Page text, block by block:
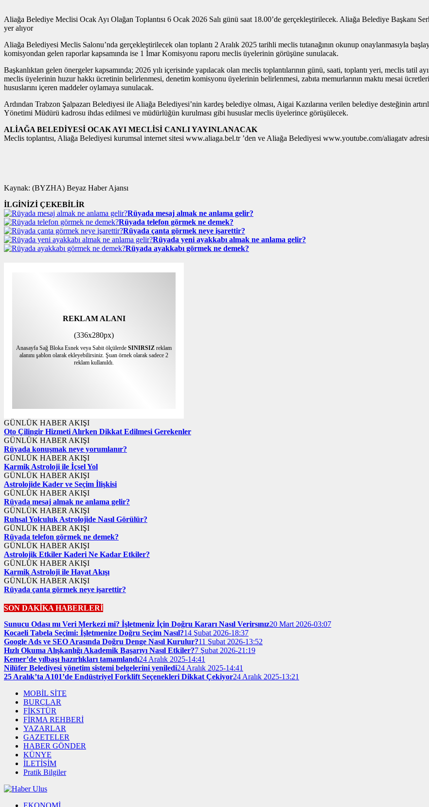
Aliağa Belediye Meclisi Ocak Ayı Olağan Toplantısı 6 Ocak 2026 Salı günü saat 18.00’de gerçekleştirilecek. Aliağa Belediye Başkanı
yer alıyor
Aliağa Belediyesi Meclis Salonu’nda gerçekleştirilecek olan toplantı 2 Aralık 2025 tarihli meclis tutanağının okunup onaylanmasıyla
komisyondan gelen raporlar kapsamında ise 1 İmar Komisyonu raporu meclis üyelerinin görüşüne sunulacak.
Başkanlıktan gelen önergeler kapsamında; 2026 yılı içerisinde yapılacak olan meclis toplantılarının günü, saati, toplantı yeri, meclis tatil
meclis üyelerinin huzur hakkı ücretinin belirlenmesi, denetim komisyonu üyelerinin belirlenmesi, zabıta memurlarının maktu mesai
hususlarını içeren maddeler oylamaya sunulacak.
Ardından Trabzon Şalpazarı Belediyesi ile Aliağa Belediyesi’nin kardeş belediye olması, Aigai Kazılarına verilen belediye desteğinin
Yönetimi Müdürü kadrosu ihdas edilmesi ve müdürlüğün kurulması gibi hususlar meclis üyelerince görüşülecek.
ALİAĞA BELEDİYESİ OCAK AYI MECLİSİ CANLI YAYINLANACAK
Meclis toplantısı, Aliağa Belediyesi kurumsal internet sitesi www.aliaga.bel.tr ’den ve Aliağa Belediyesi www.youtube.com/aliagatv
Kaynak: (BYZHA) Beyaz Haber Ajansı
İLGİNİZİ ÇEKEBİLİR
Rüyada mesaj almak ne anlama gelir?
Rüyada telefon görmek ne demek?
Rüyada çanta görmek neye işarettir?
Rüyada yeni ayakkabı almak ne anlama gelir?
Rüyada ayakkabı görmek ne demek?
REKLAM ALANI
(336x280px)
Anasayfa Sağ Bloka Esnek veya Sabit ölçülerde SINIRSIZ reklam
alanını şablon olarak ekleyebilirsiniz. Şuan örnek olarak sadece 2
reklam kullanıldı.
GÜNLÜK HABER AKIŞI
Oto Çilingir Hizmeti Alırken Dikkat Edilmesi Gerekenler
GÜNLÜK HABER AKIŞI
Rüyada konuşmak neye yorumlanır?
GÜNLÜK HABER AKIŞI
Karmik Astroloji ile İçsel Yol
GÜNLÜK HABER AKIŞI
Astrolojide Kader ve Seçim İlişkisi
GÜNLÜK HABER AKIŞI
Rüyada mesaj almak ne anlama gelir?
GÜNLÜK HABER AKIŞI
Ruhsal Yolculuk Astrolojide Nasıl Görülür?
GÜNLÜK HABER AKIŞI
Rüyada telefon görmek ne demek?
GÜNLÜK HABER AKIŞI
Astrolojik Etkiler Kaderi Ne Kadar Etkiler?
GÜNLÜK HABER AKIŞI
Karmik Astroloji ile Hayat Akışı
GÜNLÜK HABER AKIŞI
Rüyada çanta görmek neye işarettir?
SON DAKİKA HABERLERİ
Sunucu Odası mı Veri Merkezi mi? İşletmeniz İçin Doğru Kararı Nasıl Verirsınız20 Mart 2026-03:07
Kocaeli Tabela Seçimi: İşletmenize Doğru Seçim Nasıl?14 Şubat 2026-18:37
Google Ads ve SEO Arasında Doğru Denge Nasıl Kurulur?11 Şubat 2026-13:52
Hızlı Okuma Alışkanlığı Akademik Başarıyı Nasıl Etkiler?7 Şubat 2026-21:19
Kemer’de yılbaşı hazırlıkları tamamlandı24 Aralık 2025-14:41
Nilüfer Belediyesi yönetim sistemi belgelerini yeniledi24 Aralık 2025-14:41
25 Aralık’ta A101’de Endüstriyel Forklift Seçenekleri Dikkat Çekiyor24 Aralık 2025-13:21
MOBİL SİTE
BURÇLAR
FİKSTÜR
FİRMA REHBERİ
YAZARLAR
GAZETELER
HABER GÖNDER
KÜNYE
İLETİŞİM
Pratik Bilgiler